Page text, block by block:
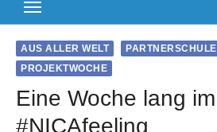
AUS ALLER WELT
PARTNERSCHULE
PROJEKTWOCHE
Eine Woche lang im
#NICAfeeling